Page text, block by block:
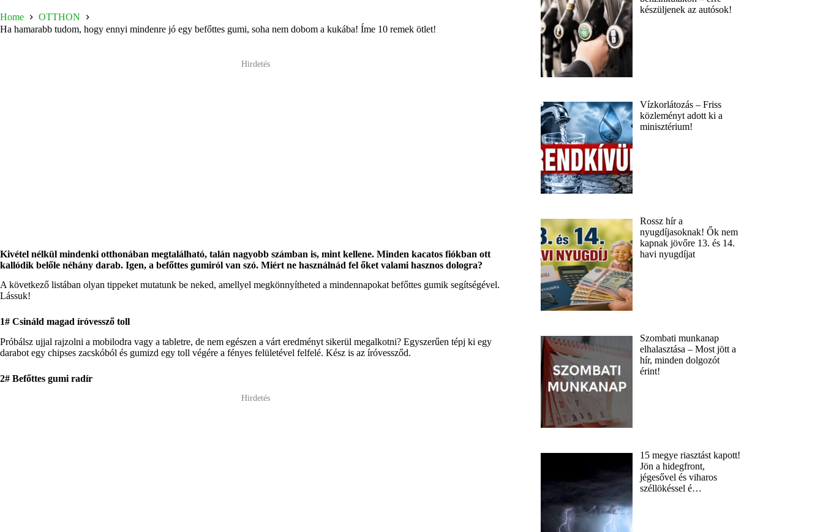
Home
OTTHON
Ha hamarabb tudom, hogy ennyi mindenre jó egy befőttes gumi, soha nem dobom a kukába! Íme 10 remek ötlet!
Hirdetés
Kivétel nélkül mindenki otthonában megtalálható, talán nagyobb számban is, mint kellene. Minden kacatos fiókban ott
kallódik belőle néhány darab. Igen, a befőttes gumiról van szó. Miért ne használnád fel őket valami hasznos dologra?
A következő listában olyan tippeket mutatunk be neked, amellyel megkönnyítheted a mindennapokat befőttes gumik segítségével.
Lássuk!
1# Csináld magad íróvessző toll
Próbálsz ujjal rajzolni a mobilodra vagy a tabletre, de nem egészen a várt eredményt sikerül megalkotni? Egyszerűen tépj ki egy
darabot egy chipses zacskóból és gumizd egy toll végére a fényes felületével felfelé. Kész is az íróvessződ.
2# Befőttes gumi radír
Hirdetés
készüljenek az autósok!
Vízkorlátozás – Friss
közleményt adott ki a
minisztérium!
Rossz hír a
nyugdíjasoknak! Ők nem
kapnak jövőre 13. és 14.
havi nyugdíjat
Szombati munkanap
elhalasztása – Most jött a
hír, minden dolgozót
érint!
15 megye riasztást kapott!
Jön a hidegfront,
jégesővel és viharos
széllökéssel é…